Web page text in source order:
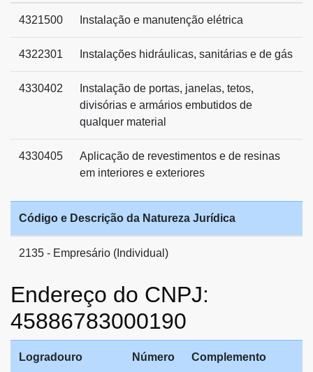
4321500 Instalação e manutenção elétrica
4322301 Instalações hidráulicas, sanitárias e de gás
4330402
Instalação de portas, janelas, tetos,
divisórias e armários embutidos de
qualquer material
4330405
Aplicação de revestimentos e de resinas
em interiores e exteriores
Código e Descrição da Natureza Jurídica
2135 - Empresário (Individual)
Endereço do CNPJ:
45886783000190
Logradouro Número Complemento